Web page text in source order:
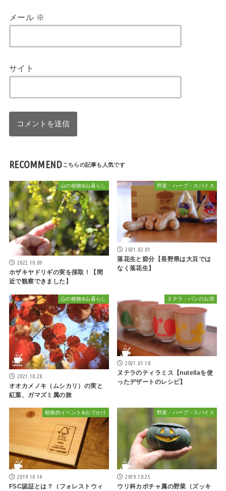
メール ※
サイト
RECOMMEND
山の植物&山暮らし
2022.10.09
ホザキヤドリギの実を採取！【間
近で観察できました】
野菜・ハーブ・スパイス
2021.02.01
落花生と節分【長野県は大豆では
なく落花生】
山の植物&山暮らし
2021.10.28
オオカメノキ（ムシカリ）の実と
紅葉、ガマズミ属の旅
ヌテラ・パンのお供
2021.01.18
ヌテラのティラミス【nutellaを使
ったデザートのレシピ】
植物的イベント&おでかけ
2019.10.14
FSC認証とは？（フォレストウィ
野菜・ハーブ・スパイス
2019.10.25
ウリ科カボチャ属の野菜（ズッキ